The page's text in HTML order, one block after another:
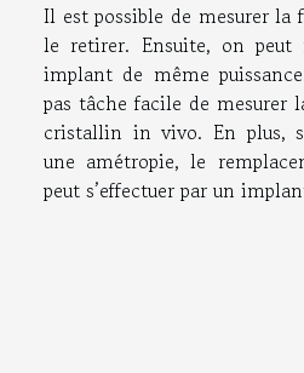
Il est possible de mesurer
le retirer. Ensuite, on peut
implant de même
pas tâche facile de mesurer
cristallin in vivo. En plus,
une amétropie, le
peut s’effectuer par un